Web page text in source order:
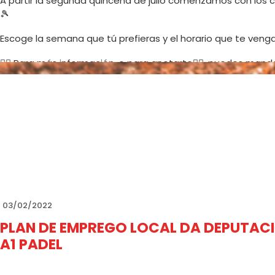
🎾
Escoge la semana que tú prefieras y el horario que te
👉🏻 Para más información, o para anotarte✍🏻, puedes
647797879 o un email a nuestro correo recepcion@a1-
03/02/2022
PLAN DE EMPREGO LOCAL DA
A1 PADEL